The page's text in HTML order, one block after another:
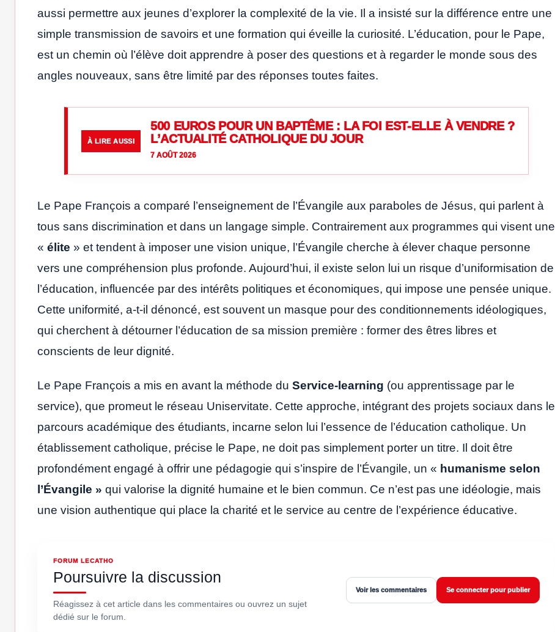
aussi permettre aux jeunes d’explorer la complexité de la vie. Il a insisté sur la différence entre une
simple transmission de savoirs et une formation qui éveille la curiosité. L’éducation, pour le Pape,
est un chemin où l’élève doit apprendre à poser des questions et à regarder le monde sous des
angles nouveaux, sans être limité par des réponses toutes faites.
À LIRE AUSSI
500 EUROS POUR UN BAPTÊME : LA FOI EST-ELLE À VENDRE ?
L’ACTUALITÉ CATHOLIQUE DU JOUR
7 AOÛT 2026
Le Pape François a comparé l’enseignement de l’Évangile aux paraboles de Jésus, qui parlent à
tous sans discrimination et dans un langage simple. Contrairement aux programmes qui visent une
« élite » et tendent à imposer une vision unique, l’Évangile cherche à élever chaque personne
vers une compréhension plus profonde. Aujourd’hui, il existe selon lui un risque d’uniformisation de
l’éducation, influencée par des intérêts politiques et économiques, qui impose une pensée unique.
Cette uniformité, a-t-il dénoncé, est souvent un masque pour des conditionnements idéologiques,
qui cherchent à détourner l’éducation de sa mission première : former des êtres libres et
conscients de leur dignité.
Le Pape François a mis en avant la méthode du Service-learning (ou apprentissage par le
service), que promeut le réseau Uniservitate. Cette approche, intégrant des projets sociaux dans le
parcours académique des étudiants, incarne selon lui l’essence de l’éducation catholique. Un
établissement catholique, précise le Pape, ne doit pas simplement porter un titre. Il doit être
profondément engagé à offrir une pédagogie qui s’inspire de l’Évangile, un « humanisme selon
l’Évangile » qui valorise la dignité humaine et le bien commun. Ce n’est pas une idéologie, mais
une vision authentique qui place la charité et le service au centre de l’expérience éducative.
FORUM LECATHO
Poursuivre la discussion
Réagissez à cet article dans les commentaires ou ouvrez un sujet
dédié sur le forum.
Voir les commentaires Se connecter pour publier